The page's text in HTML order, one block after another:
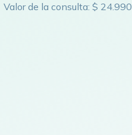
Valor de la consulta: $ 24.990